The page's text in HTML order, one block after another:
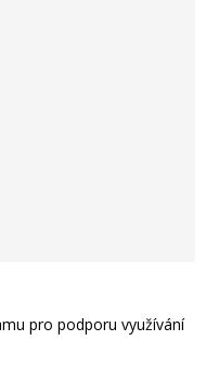
pro podporu využívání